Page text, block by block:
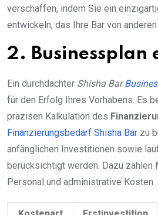
verschaffen, indem Sie ein
entwickeln, das Ihre Bar von
2. Businessplan
Ein durchdachter Shisha Bar
für den Erfolg Ihres Vorhabens. Es
präzisen Kalkulation des
Finanzierungsbedarf Shisha Bar zu
anfänglichen Investitionen sowie
berücksichtigt werden. Dazu zählen
Personal und administrative Kosten.